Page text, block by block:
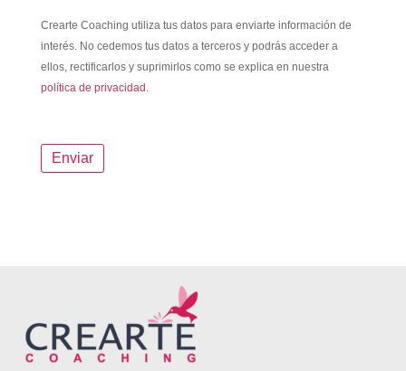
Crearte Coaching utiliza tus datos para enviarte información de
interés. No cedemos tus datos a terceros y podrás acceder a
ellos, rectificarlos y suprimirlos como se explica en nuestra
política de privacidad.